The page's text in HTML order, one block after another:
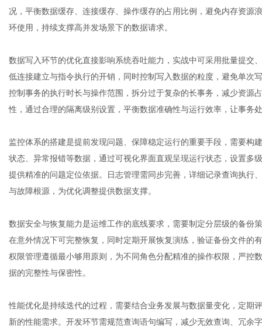
况，平衡数据缓存、连接缓存、操作缓存的占用比例，避免内存资源
环使用，持续支撑高并发场景下的数据请求。
数据写入环节的优化直接影响系统吞吐能力，实战中可采用批量提交
低连接建立与指令执行的开销，同时控制写入数据的粒度，避免单次
控制事务的执行时长与操作范围，拆分过于复杂的长事务，减少资源
性，通过合理的隔离级别设置，平衡数据准确性与运行效率，让事务
监控体系的搭建是提前发现问题、保障稳定运行的重要手段，需要构
状态、异常报错等数据，通过可视化界面直观呈现运行状态，设置多
提供精准的问题定位依据。日志管理需同步完善，详细记录查询执行
与故障根源，为优化调整提供数据支撑。
数据安全与恢复能力是运维工作的底线要求，需要制定分层级的备份
在意外情况下可完整恢复，同时定期开展恢复演练，验证备份文件的
权限管理遵循最小够用原则，为不同角色分配精准的操作权限，严控
据的完整性与保密性。
性能优化是持续迭代的过程，需要结合业务发展与数据量变化，定期
新的性能需求。开发环节需规范查询语句编写，减少无效查询、冗余